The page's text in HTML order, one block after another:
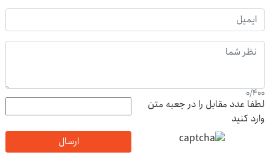
0/400
لطفا عدد مقابل را در جعبه متن
وارد کنید
ارسال